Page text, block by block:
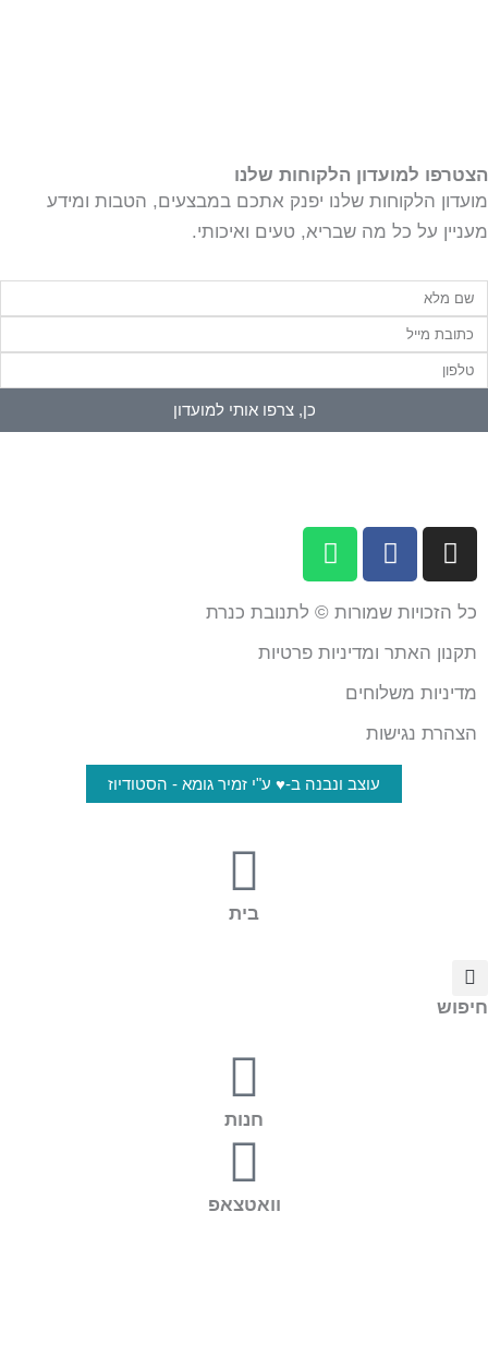
הצטרפו למועדון הלקוחות שלנו
מועדון הלקוחות שלנו יפנק אתכם במבצעים, הטבות ומידע
מעניין על כל מה שבריא, טעים ואיכותי.
שם
מלא
אימייל
טלפון
כן, צרפו אותי למועדון
I
n
t
a
r
a
F
a
e
b
o
k
W
h
t
s
כל הזכויות שמורות © לתנובת כנרת
תקנון האתר ומדיניות פרטיות
מדיניות משלוחים
הצהרת נגישות
עוצב ונבנה ב-♥︎ ע"י זמיר גומא - הסטודיוז
בית
חיפוש
חנות
וואטצאפ